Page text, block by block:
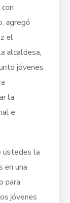
agregó
el
alcaldesa,
jóvenes
la
e
ustedes la
en una
para
jóvenes